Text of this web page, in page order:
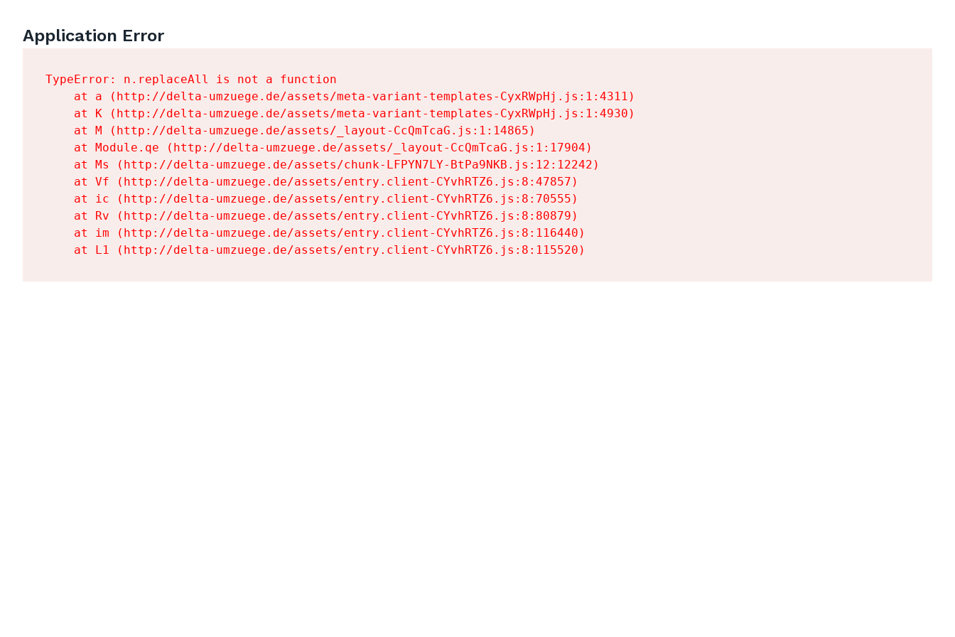
Application Error
TypeError: n.replaceAll is not a function
    at a (http://delta-umzuege.de/assets/meta-variant-templates-CyxRWpHj.js:1:4311)
    at K (http://delta-umzuege.de/assets/meta-variant-templates-CyxRWpHj.js:1:4930)
    at M (http://delta-umzuege.de/assets/_layout-CcQmTcaG.js:1:14865)
    at Module.qe (http://delta-umzuege.de/assets/_layout-CcQmTcaG.js:1:17904)
    at Ms (http://delta-umzuege.de/assets/chunk-LFPYN7LY-BtPa9NKB.js:12:12242)
    at Vf (http://delta-umzuege.de/assets/entry.client-CYvhRTZ6.js:8:47857)
    at ic (http://delta-umzuege.de/assets/entry.client-CYvhRTZ6.js:8:70555)
    at Rv (http://delta-umzuege.de/assets/entry.client-CYvhRTZ6.js:8:80879)
    at im (http://delta-umzuege.de/assets/entry.client-CYvhRTZ6.js:8:116440)
    at L1 (http://delta-umzuege.de/assets/entry.client-CYvhRTZ6.js:8:115520)